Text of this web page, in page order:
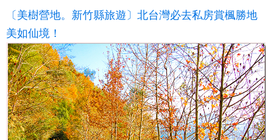
〔美樹營地。新竹縣旅遊〕北台灣必去私房賞楓勝地
美如仙境！